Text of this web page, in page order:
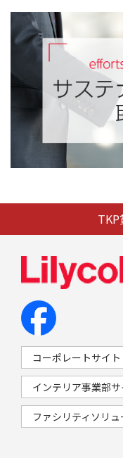
コーポレートサイト
インテリア事業部サ
ファシリティソリ